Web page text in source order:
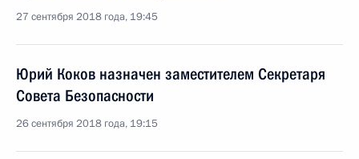
27 сентября 2018 года, 19:45
Юрий Коков назначен заместителем Секретаря
Совета Безопасности
26 сентября 2018 года, 19:15